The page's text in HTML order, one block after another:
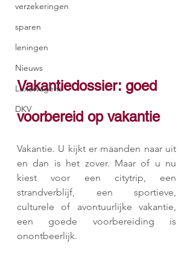
verzekeringen
sparen
leningen
Nieuws
Luxewagens
DKV
Vakantiedossier: goed
voorbereid op vakantie
Vakantie. U kijkt er maanden naar uit
en dan is het zover. Maar of u nu
kiest voor een citytrip, een
strandverblijf, een sportieve,
culturele of avontuurlijke vakantie,
een goede voorbereiding is
onontbeerlijk.